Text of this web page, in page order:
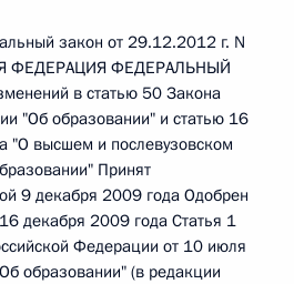
закон от 29.12.2012 г. N
ФЕДЕРАЦИЯ ФЕДЕРАЛЬНЫЙ
в статью 50 Закона
"Об образовании" и статью 16
"О высшем и послевузовском
Принят
9 декабря 2009 года Одобрен
декабря 2009 года Статья 1
Федерации от 10 июля
образовании" (в редакции